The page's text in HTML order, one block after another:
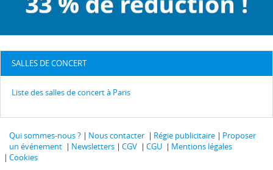
SALLES DE CONCERT
Liste des salles de concert à Paris
Qui sommes-nous ? Nous contacter Régie publicitaire
Proposer
un événement
Newsletters CGV CGU
Mentions légales
Cookies